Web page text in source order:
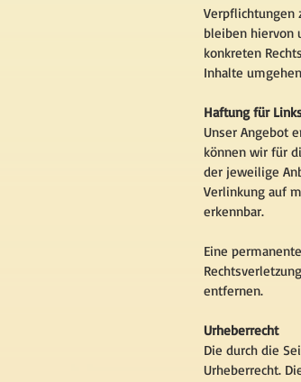
Verpflichtungen
bleiben hiervon
konkreten
Inhalte
Haftung für
Unser Angebot
können wir für
der jeweilige
Verlinkung auf
erkennbar.
Eine
entfernen.
Urheberrecht
Die durch die
Urheberrecht.